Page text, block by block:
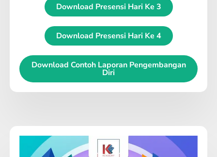
Download Presensi Hari Ke 3
Download Presensi Hari Ke 4
Download Contoh Laporan Pengembangan
Diri